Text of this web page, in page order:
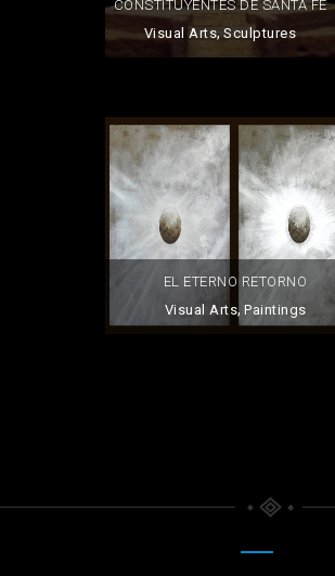
CONSTITUYENTES DE SANTA FÉ
Visual Arts,Sculptures
EL ETERNO RETORNO
Visual Arts, Paintings